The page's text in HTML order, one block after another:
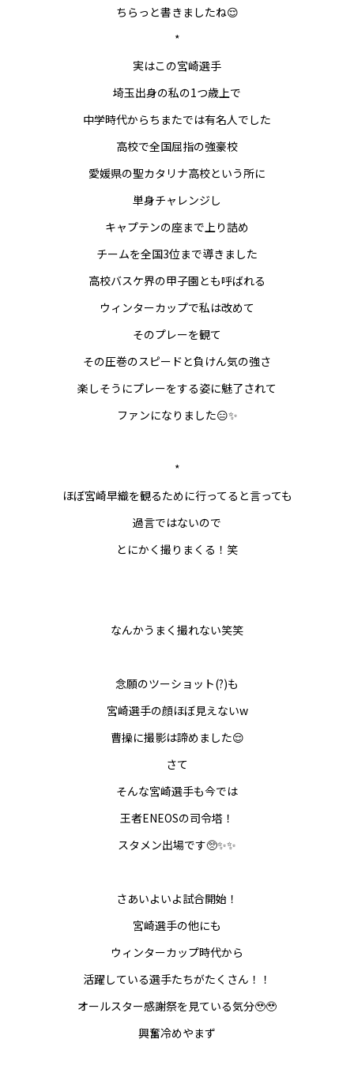
ちらっと書きましたね😌
*
実はこの宮崎選手
埼玉出身の私の1つ歳上で
中学時代からちまたでは有名人でした
高校で全国屈指の強豪校
愛媛県の聖カタリナ高校という所に
単身チャレンジし
キャプテンの座まで上り詰め
チームを全国3位まで導きました
高校バスケ界の甲子園とも呼ばれる
ウィンターカップで私は改めて
そのプレーを観て
その圧巻のスピードと負けん気の強さ
楽しそうにプレーをする姿に魅了されて
ファンになりました😑✨
*
ほぼ宮崎早織を観るために行ってると言っても
過言ではないので
とにかく撮りまくる！笑
なんかうまく撮れない笑笑
念願のツーショット(?)も
宮崎選手の顔ほぼ見えないw
曹操に撮影は諦めました😌
さて
そんな宮崎選手も今では
王者ENEOSの司令塔！
スタメン出場です🥺✨✨
さあいよいよ試合開始！
宮崎選手の他にも
ウィンターカップ時代から
活躍している選手たちがたくさん！！
オールスター感謝祭を見ている気分🥹🥹
興奮冷めやまず